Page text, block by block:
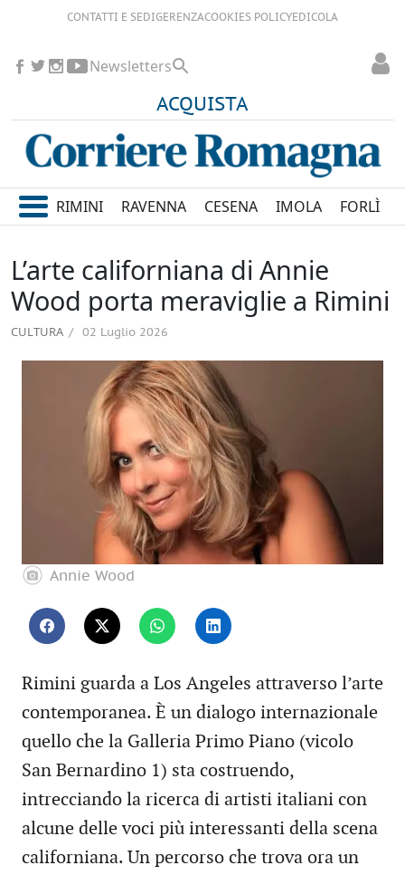
CONTATTI E SEDIGERENZACOOKIES POLICYEDICOLA
ACQUISTA
Newsletters
RIMINI RAVENNA CESENA IMOLA FORLÌ
L’arte californiana di Annie
Wood porta meraviglie a Rimini
CULTURA 02 Luglio 2026
Annie Wood
Rimini guarda a Los Angeles attraverso l’arte
contemporanea. È un dialogo internazionale
quello che la Galleria Primo Piano (vicolo
San Bernardino 1) sta costruendo,
intrecciando la ricerca di artisti italiani con
alcune delle voci più interessanti della scena
californiana. Un percorso che trova ora un